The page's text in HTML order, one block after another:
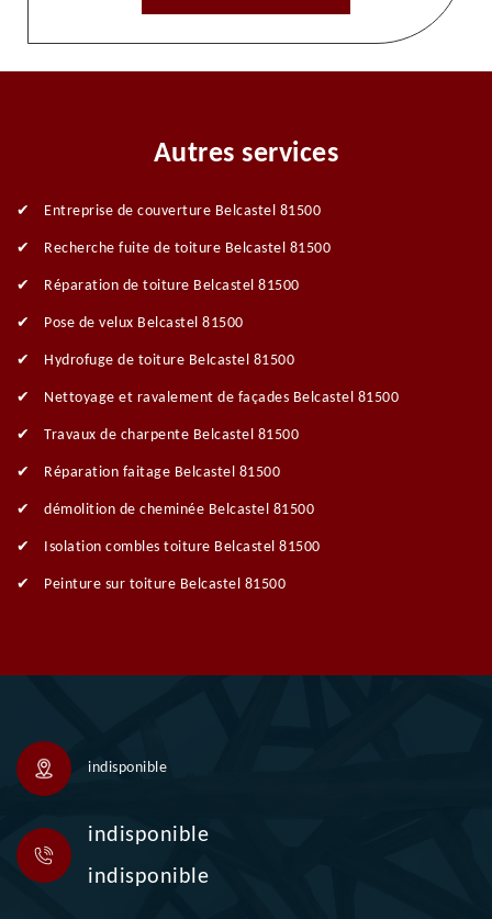
Autres services
Entreprise de couverture Belcastel 81500
Recherche fuite de toiture Belcastel 81500
Réparation de toiture Belcastel 81500
Pose de velux Belcastel 81500
Hydrofuge de toiture Belcastel 81500
Nettoyage et ravalement de façades Belcastel 81500
Travaux de charpente Belcastel 81500
Réparation faitage Belcastel 81500
démolition de cheminée Belcastel 81500
Isolation combles toiture Belcastel 81500
Peinture sur toiture Belcastel 81500
indisponible
indisponible
indisponible